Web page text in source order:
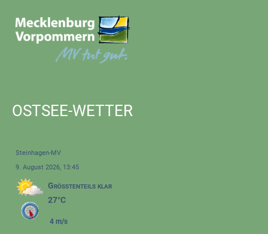
OSTSEE-WETTER
Steinhagen-MV
9. August 2026, 13:45
Größtenteils klar
27°C
4 m/s